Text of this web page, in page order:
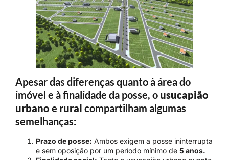
Apesar das diferenças quanto à área do
imóvel e à finalidade da posse, o usucapião
urbano e rural compartilham algumas
semelhanças:
Prazo de posse: Ambos exigem a posse ininterrupta
e sem oposição por um período mínimo de 5 anos.